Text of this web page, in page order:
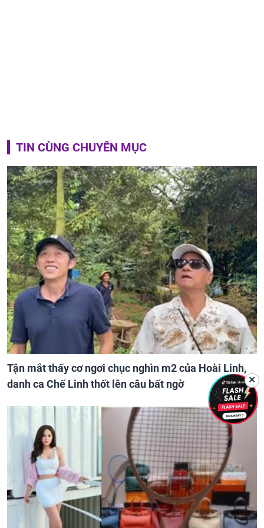
TIN CÙNG CHUYÊN MỤC
Tận mắt thấy cơ ngơi chục nghìn m2 của Hoài Linh,
danh ca Chế Linh thốt lên câu bất ngờ
✕